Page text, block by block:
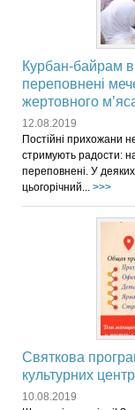
Курбан-байрам в
переповнені
жертовного
12.08.2019
Постійні прихожани
стримують радости:
переповнені. У
цьогорічний... >>>
Святкова
культурних
10.08.2019